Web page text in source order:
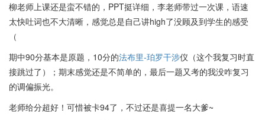
柳老师上课还是蛮不错的，PPT挺详细，李老师带过一次课，语速
太快吐词也不大清晰，感觉总是自己讲high了没顾及到学生的感受
（
期中90分基本是原题，10分的法布里-珀罗干涉仪（这个我复习时直
接跳过了）；期末感觉还是不简单的，最后一题又考的我没咋复习
的调偏振光。
老师给分超好！可惜被卡94了，不过还是喜提一名大爹~